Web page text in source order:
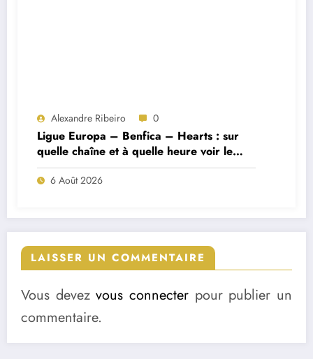
Alexandre Ribeiro 0
Ligue Europa – Benfica – Hearts : sur
quelle chaîne et à quelle heure voir le
match ?
6 Août 2026
LAISSER UN COMMENTAIRE
Vous devezvous connecter pour publier un
commentaire.